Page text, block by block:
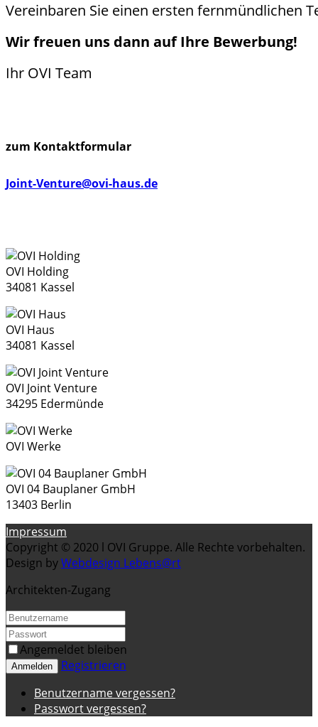
Vereinbaren Sie einen ersten fernmündlichen
Wir freuen uns dann auf Ihre Bewerbung!
Ihr OVI Team
zum Kontaktformular
Joint-Venture@ovi-haus.de
OVI Holding
34081 Kassel
OVI Haus
34081 Kassel
OVI Joint Venture
34295 Edermünde
OVI Werke
OVI 04 Bauplaner GmbH
13403 Berlin
Impressum
Copyright © 2020 l OVI Gruppe. Alle Rechte vorbehalten.
Design byWebdesign Lebens@rt
Architekten-Zugang
Angemeldet bleiben
Anmelden
Registrieren
Benutzername vergessen?
Passwort vergessen?